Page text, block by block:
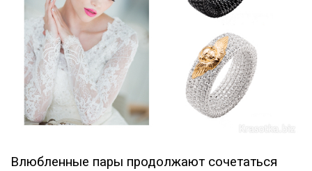
Влюбленные пары продолжают сочетаться